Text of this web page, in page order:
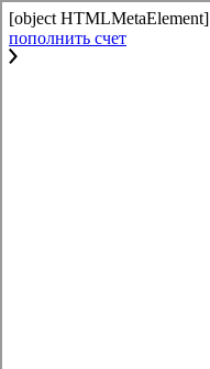
[object HTMLMetaElement]
пополнить счет